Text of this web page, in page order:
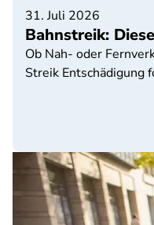
31. Juli 2026
Bahnstreik:
Ob Nah- oder
Streik Entschädigung